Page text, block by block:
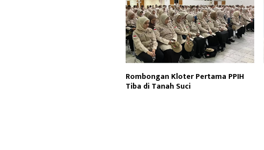
Rombongan Kloter Pertama PPIH
Tiba di Tanah Suci